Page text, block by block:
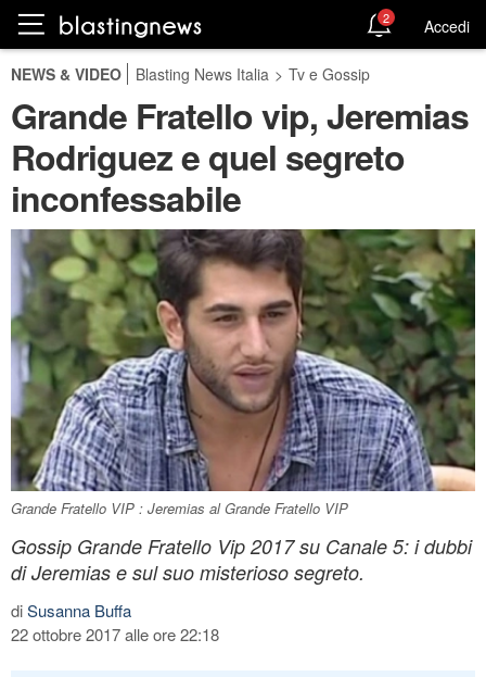
2 Accedi
NEWS & VIDEO Blasting News Italia > Tv e Gossip
Grande Fratello vip, Jeremias
Rodriguez e quel segreto
inconfessabile
Grande Fratello VIP : Jeremias al Grande Fratello VIP
Gossip Grande Fratello Vip 2017 su Canale 5: i dubbi
di Jeremias e sul suo misterioso segreto.
diSusanna Buffa
22 ottobre 2017 alle ore 22:18